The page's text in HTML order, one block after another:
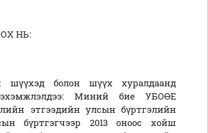
НЬ:
шүүхэд болон шүүх хуралдаанд
Миний бие УБОӨЕ
этгээдийн улсын бүртгэлийн
бүртгэгчээр 2013 оноос хойш